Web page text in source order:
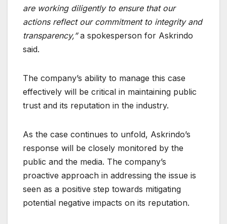
are working diligently to ensure that our
actions reflect our commitment to integrity and
transparency,”a spokesperson for Askrindo
said.
The company’s ability to manage this case
effectively will be critical in maintaining public
trust and its reputation in the industry.
As the case continues to unfold, Askrindo’s
response will be closely monitored by the
public and the media. The company’s
proactive approach in addressing the issue is
seen as a positive step towards mitigating
potential negative impacts on its reputation.